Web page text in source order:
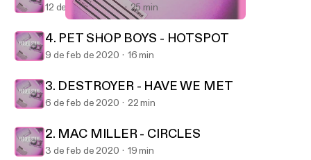
Record Store
12 de feb de 2020 25 min
4. PET SHOP BOYS - HOTSPOT
9 de feb de 2020 16 min
3. DESTROYER - HAVE WE MET
6 de feb de 2020 22 min
2. MAC MILLER - CIRCLES
3 de feb de 2020 19 min